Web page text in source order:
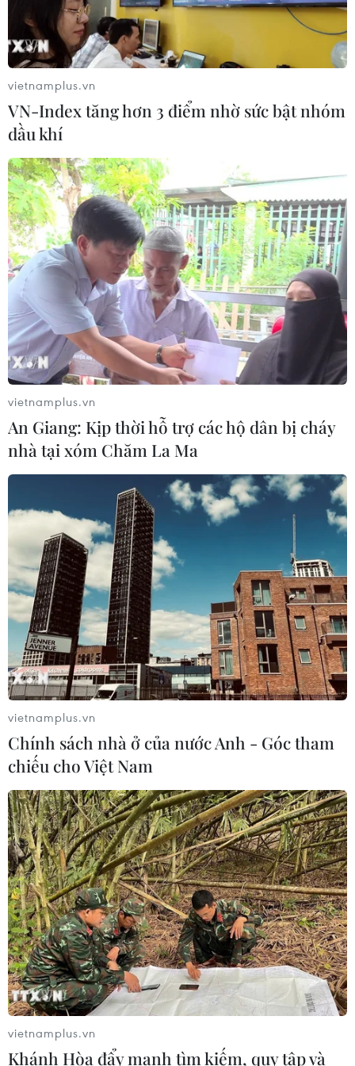
Cà Mau triển khai đợt cao điểm
chống khai thác IUU
06/08/2026 07:25
Hàn Quốc mở rộng điều tra nghi vấn
thông đồng giá sang ngành hóa dầu
06/08/2026 06:56
Kim ngạch thương mại
song phương giữa hai nước Việt Nam
và Thái Lan
06/08/2026 06:24
Chủ động nguồn điện phục vụ Hội
nghị cấp cao APEC 2027
06/08/2026 04:31
Xem thêm
CƠ QUAN CHỦ QUẢN: THÔNG TẤN XÃ VIỆT NAM
Tổng Biên tập: TRẦN TIẾN DUẨN
Phó Tổng Biên tập: NGUYỄN THỊ TÁM, KHÚC THANH
THỦY
Sở hữu trí tuệ
Quy định sử dụng
Ngôn ngữ
TTXVN
Dịch vụ tin
Quảng cáo
Liên hệ
Giấy phép số: 1374/GP-BTTTT do Bộ Thông tin và Truyền thông
cấp ngày 11/9/2008.
Quảng cáo: Phó TBT Nguyễn Thị Tám: 093.5958688, Email:
tamvna@gmail.com
Điện thoại: (024) 39411349 - (024) 39411348, Fax: (024)
39411348
vietnamplus.vn
VN-Index tăng hơn 3 điểm nhờ sức bật nhóm
dầu khí
vietnamplus.vn
An Giang: Kịp thời hỗ trợ các hộ dân bị cháy
nhà tại xóm Chăm La Ma
vietnamplus.vn
Chính sách nhà ở của nước Anh - Góc tham
chiếu cho Việt Nam
vietnamplus.vn
Khánh Hòa đẩy mạnh tìm kiếm, quy tập và